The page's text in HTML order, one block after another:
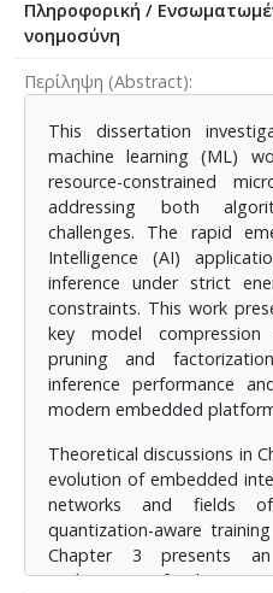
Πληροφορική /
νοημοσύνη
Περίληψη (Abstract)
This dissertation
machine learning (ML)
resource-constrained
addressing both
challenges. The rapid
Intelligence (AI)
inference under strict
constraints. This work
key model compression
pruning and
inference performance
modern embedded
Theoretical discussions in
evolution of embedded
networks and fields
quantization-aware
Chapter 3 presents an
evaluation of these